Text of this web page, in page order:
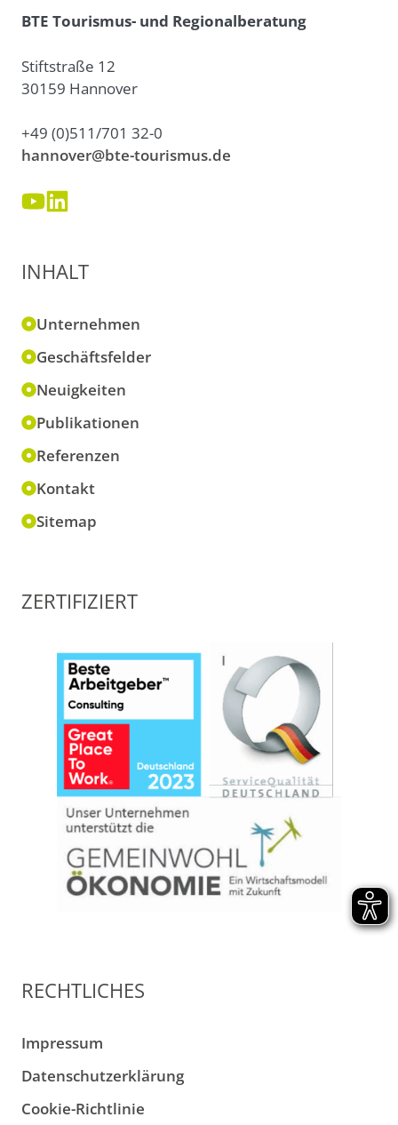
BTE Tourismus- und Regionalberatung
Stiftstraße 12
30159 Hannover
+49 (0)511/701 32-0
hannover@bte-tourismus.de
INHALT
Unternehmen
Geschäftsfelder
Neuigkeiten
Publikationen
Referenzen
Kontakt
Sitemap
ZERTIFIZIERT
RECHTLICHES
Impressum
Datenschutzerklärung
Cookie-Richtlinie